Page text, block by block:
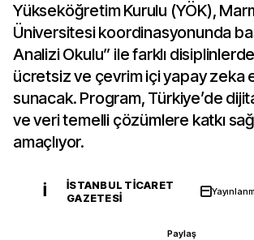
Yükseköğretim Kurulu (YÖK),
Üniversitesi koordinasyonunda
Analizi Okulu” ile farklı
ücretsiz ve çevrim içi yapay zeka
sunacak. Program, Türkiye’de
ve veri temelli çözümlere katkı
amaçlıyor.
İ
İSTANBUL TICARET
GAZETESI
Paylaş